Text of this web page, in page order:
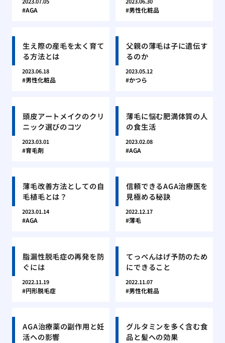
AGA 男性化粧品
生え際の産毛を太く育て
る方法とは
2023.06.18
男性化粧品
父親の薄毛は子に遺伝す
るのか
2023.05.12
かつら
頭皮アートメイクのクリ
ニック選びのコツ
2023.03.01
育毛剤
薄毛に悩む肥満体質の人
の食生活
2023.02.08
AGA
薄毛改善方法としての自
毛植毛とは？
2023.01.14
AGA
信頼できるAGA治療医を
見極める秘訣
2022.12.17
薄毛
脂漏性脱毛症の再発を防
ぐには
2022.11.19
円形脱毛症
てっぺんはげ予防のため
にできること
2022.11.07
男性化粧品
AGA治療薬の副作用と妊
活への影響
グルタミンを多く含む食
品と髪への効果